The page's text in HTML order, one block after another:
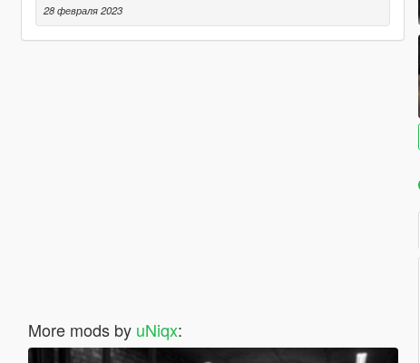
28 февраля 2023
More mods by uNiqx: